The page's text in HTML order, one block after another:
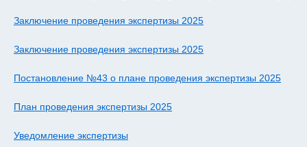
Заключение проведения экспертизы 2025
Заключение проведения экспертизы 2025
Постановление №43 о плане проведения экспертизы 2025
План проведения экспертизы 2025
Уведомление экспертизы